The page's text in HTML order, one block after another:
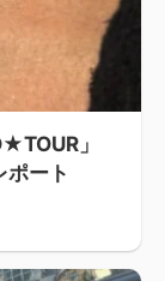
」
ート